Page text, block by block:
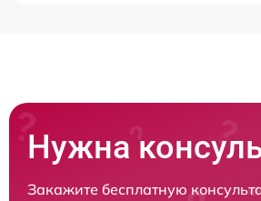
Нужна
Закажите бесплатную